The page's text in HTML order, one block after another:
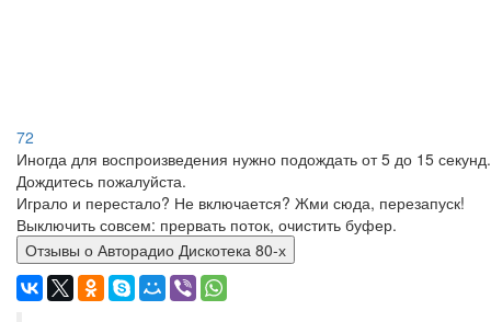
72
Иногда для воспроизведения нужно подождать от 5 до 15 секунд.
Дождитесь пожалуйста.
Играло и перестало? Не включается? Жми сюда, перезапуск!
Выключить совсем: прервать поток, очистить буфер.
Отзывы о Авторадио Дискотека 80-х